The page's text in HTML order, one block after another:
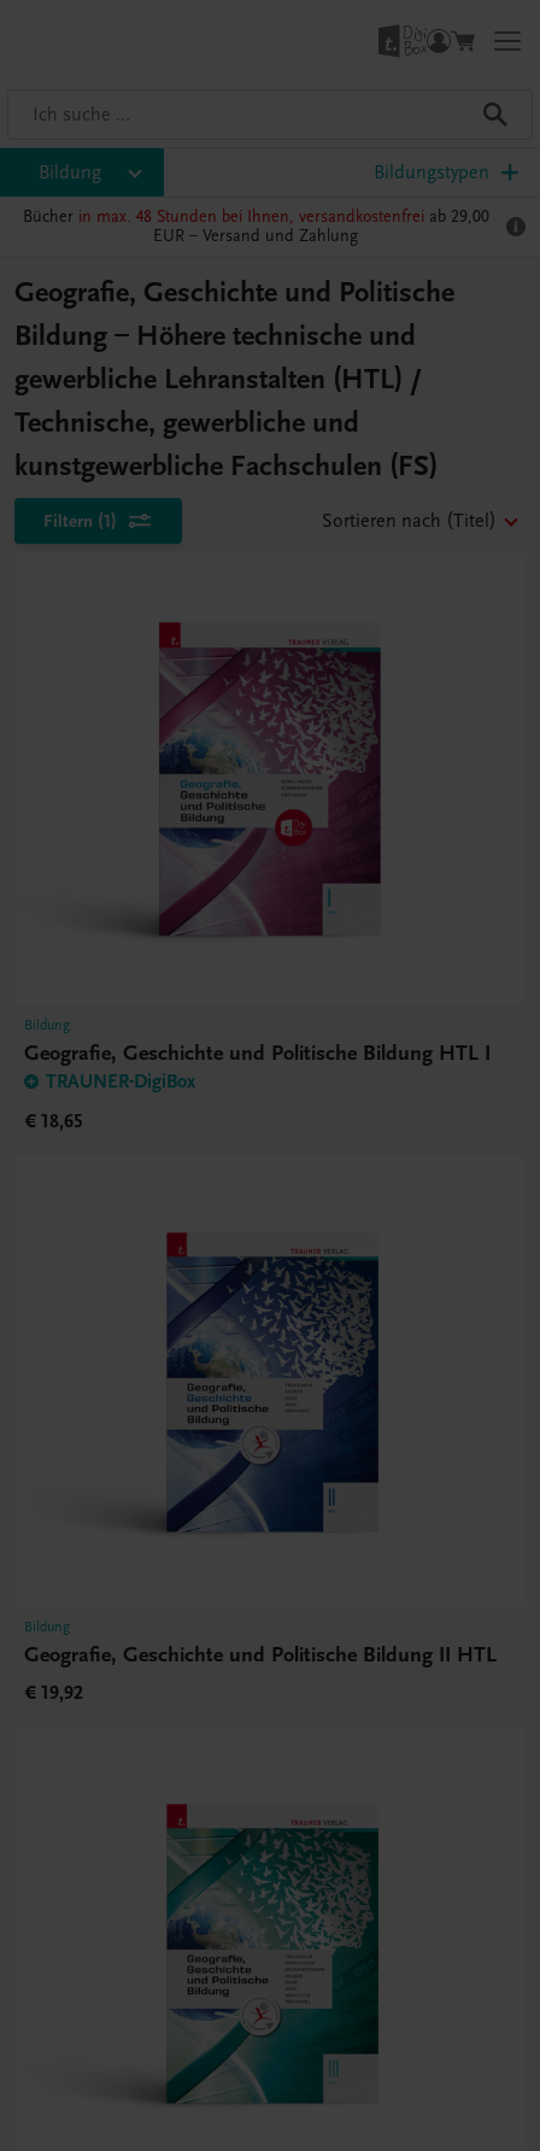
Bildung Bildungstypen
Bücher in max. 48 Stunden bei Ihnen, versandkostenfrei ab 29,00
EUR – Versand und Zahlung
Geografie, Geschichte und Politische
Bildung – Höhere technische und
gewerbliche Lehranstalten (HTL) /
Technische, gewerbliche und
kunstgewerbliche Fachschulen (FS)
Filtern (1) Sortieren nach (Titel)
Bildung
Geografie, Geschichte und Politische Bildung HTL I
TRAUNER-DigiBox
€ 18,65
Bildung
Geografie, Geschichte und Politische Bildung II HTL
€ 19,92